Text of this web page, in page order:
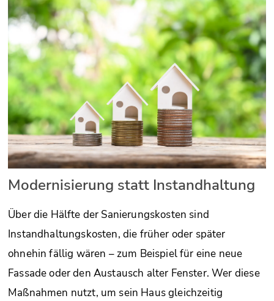
Modernisierung statt Instandhaltung
Über die Hälfte der Sanierungskosten sind
Instandhaltungskosten, die früher oder später
ohnehin fällig wären – zum Beispiel für eine neue
Fassade oder den Austausch alter Fenster. Wer diese
Maßnahmen nutzt, um sein Haus gleichzeitig